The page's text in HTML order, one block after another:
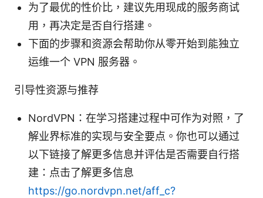
为了最优的性价比，建议先用现成的服务商试
用，再决定是否自行搭建。
下面的步骤和资源会帮助你从零开始到能独立
运维一个 VPN 服务器。
引导性资源与推荐
NordVPN：在学习搭建过程中可作为对照，了
解业界标准的实现与安全要点。你也可以通过
以下链接了解更多信息并评估是否需要自行搭
建：点击了解更多信息
https://go.nordvpn.net/aff_c?